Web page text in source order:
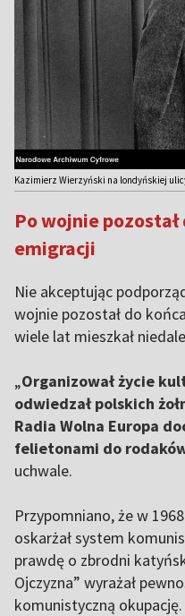
Kazimierz Wierzyński na londyńskiej
Po wojnie
emigracji
Nie akceptując
wojnie pozostał do
wiele lat mieszkał
„Organizował życie
odwiedzał polskich
Radia Wolna Europa
felietonami do
uchwale.
Przypomniano, że w
oskarżał system
prawdę o zbrodni
Ojczyzna” wyrażał
komunistyczną okupację.